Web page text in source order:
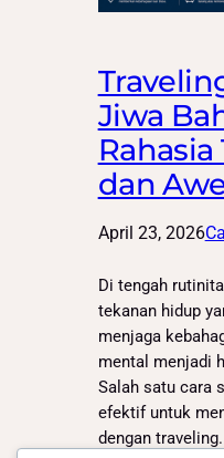
Jiwa
Rahasia
dan
April 23, 2026
Di tengah
tekanan hidup
menjaga
mental menjadi
Salah satu cara
efektif untuk
dengan